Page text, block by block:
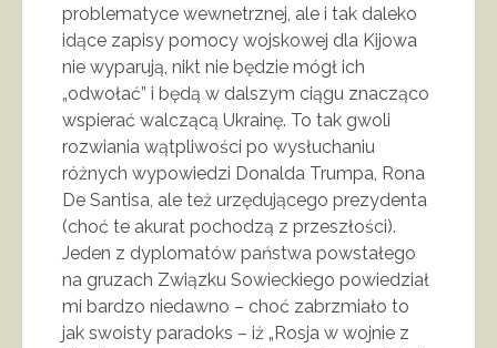
problematyce wewnetrznej, ale i tak daleko
idące zapisy pomocy wojskowej dla Kijowa
nie wyparują, nikt nie będzie mógł ich
„odwołać” i będą w dalszym ciągu znacząco
wspierać walczącą Ukrainę. To tak gwoli
rozwiania wątpliwości po wysłuchaniu
różnych wypowiedzi Donalda Trumpa, Rona
De Santisa, ale też urzędującego prezydenta
(choć te akurat pochodzą z przeszłości).
Jeden z dyplomatów państwa powstałego
na gruzach Związku Sowieckiego powiedział
mi bardzo niedawno – choć zabrzmiało to
jak swoisty paradoks – iż „Rosja w wojnie z